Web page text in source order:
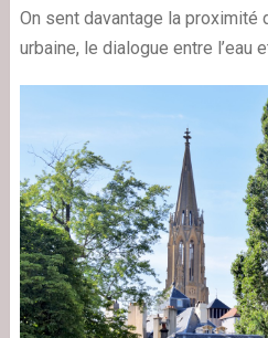
On sent davantage la proximité
urbaine, le dialogue entre l’eau